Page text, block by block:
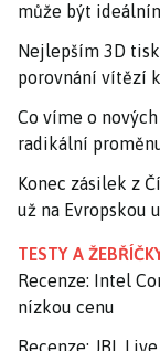
může být
Nejlepším 3D
porovnání vítězí
Co víme o
radikální
Konec zásilek z
už na Evropskou
TESTY A
Recenze: Intel
nízkou cenu
Recenze: JBL